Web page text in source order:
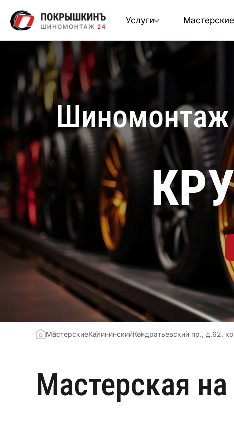
Услуги Мастерские
МастерскиеКалининскийКондратьевский пр., д.62,
Шиномонтаж
Мастерская на